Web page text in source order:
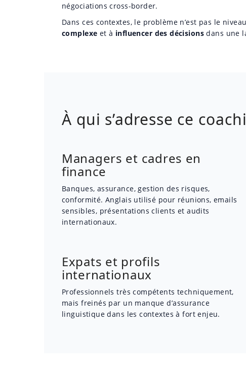
négociations cross-border.
Dans ces contextes, le problème n’est pas le
complexe et à influencer des décisions dans une
À qui s’adresse ce
Managers et cadres en
finance
Banques, assurance, gestion des risques,
conformité. Anglais utilisé pour réunions, emails
sensibles, présentations clients et audits
internationaux.
Expats et profils
internationaux
Professionnels très compétents techniquement,
mais freinés par un manque d’assurance
linguistique dans les contextes à fort enjeu.